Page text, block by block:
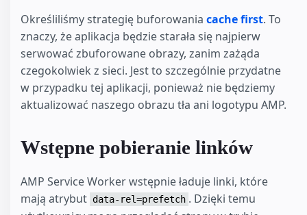
Określiliśmy strategię buforowania cache first. To
znaczy, że aplikacja będzie starała się najpierw
serwować zbuforowane obrazy, zanim zażąda
czegokolwiek z sieci. Jest to szczególnie przydatne
w przypadku tej aplikacji, ponieważ nie będziemy
aktualizować naszego obrazu tła ani logotypu AMP.
Wstępne pobieranie linków
AMP Service Worker wstępnie ładuje linki, które
mają atrybut data-rel=prefetch . Dzięki temu